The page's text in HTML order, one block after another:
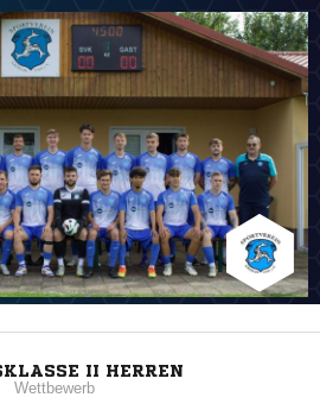
II HERREN
Wettbewerb